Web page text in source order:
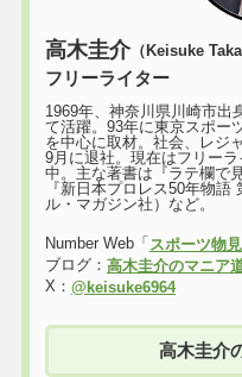
高木圭介（Keisuke
フリーライター
1969年、神奈川県川崎市出
て活躍。93年に東京スポー
を中心に取材。社会、レジ
9月に退社。現在はフリー
中。主な著書は『ラテ欄で
『新日本プロレス50年物
ル・マガジン社）など。
Number Web「 スポーツ物
ブログ： 高木圭介のマニア
X： @keisuke6964
高木圭介